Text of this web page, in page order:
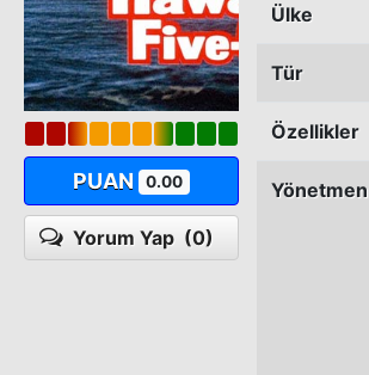
PUAN 0.00
Yorum Yap (0)
Ülke
Tür
Özellikler
Yönetmen